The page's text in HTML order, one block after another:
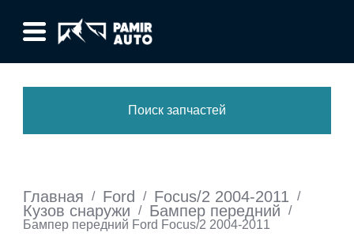
Поиск запчастей
Главная / Ford / Focus/2 2004-2011 /
Кузов снаружи / Бампер передний
/
Бампер передний Ford Focus/2 2004-2011